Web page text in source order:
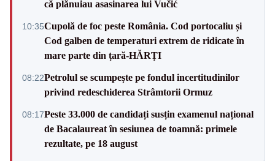
că plănuiau asasinarea lui Vučić
10:35Cupolă de foc peste România. Cod portocaliu și
Cod galben de temperaturi extrem de ridicate în
mare parte din țară-HĂRȚI
08:22Petrolul se scumpește pe fondul incertitudinilor
privind redeschiderea Strâmtorii Ormuz
08:17Peste 33.000 de candidați susțin examenul național
de Bacalaureat în sesiunea de toamnă: primele
rezultate, pe 18 august